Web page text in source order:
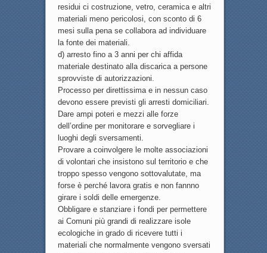
residui ci costruzione, vetro, ceramica e altri
materiali meno pericolosi, con sconto di 6
mesi sulla pena se collabora ad individuare
la fonte dei materiali.
d) arresto fino a 3 anni per chi affida
materiale destinato alla discarica a persone
sprovviste di autorizzazioni.
Processo per direttissima e in nessun caso
devono essere previsti gli arresti domiciliari.
Dare ampi poteri e mezzi alle forze
dell’ordine per monitorare e sorvegliare i
luoghi degli sversamenti.
Provare a coinvolgere le molte associazioni
di volontari che insistono sul territorio e che
troppo spesso vengono sottovalutate, ma
forse è perché lavora gratis e non fannno
girare i soldi delle emergenze.
Obbligare e stanziare i fondi per permettere
ai Comuni più grandi di realizzare isole
ecologiche in grado di ricevere tutti i
materiali che normalmente vengono sversati